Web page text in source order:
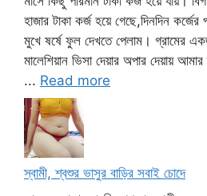
হাজার টাকা কর্জ হয়ে গেছে,দিনদিন
মুখে ষর্ষে ফুল দেখতে পেলাম। গ্রামের
মালেশিয়ান ভিসা দেয়ার অপার দেয়ায় আমার
... Read more
স্বামী, শ্বশুর ভাসুর বাড়ির সবাই চোদে